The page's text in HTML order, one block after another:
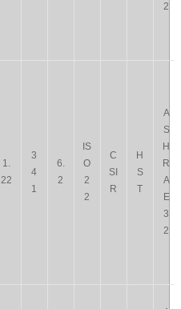
2
1.
22
3
4
1
6.
2
IS
O
2
2
C
SI
R
H
S
T
A
S
H
R
A
E
3
2